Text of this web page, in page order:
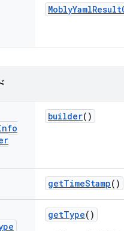
MoblyYamlResult
builder()
getTimeStamp()
getType()